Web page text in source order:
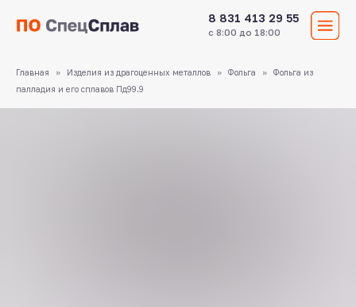
8 831 413 29 55
Главная Изделия из драгоценных металлов Фольга
Фольга из
палладия и его сплавов Пд99.9